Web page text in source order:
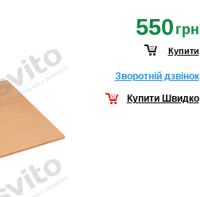
550 грн
Купити
Зворотнiй дзвiнок
Купити Швидко